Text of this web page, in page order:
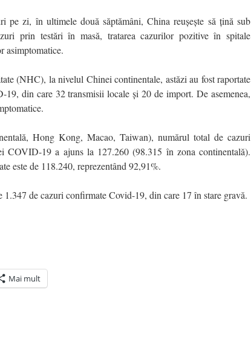
pe zi, în ultimele două săptămâni, China reușește să țină sub
prin testări în masă, tratarea cazurilor pozitive în spitale
asimptomatice.
(NHC), la nivelul Chinei continentale, astăzi au fost raportate
din care 32 transmisii locale și 20 de import. De asemenea,
Hong Kong, Macao, Taiwan), numărul total de cazuri
COVID-19 a ajuns la 127.260 (98.315 în zona continentală).
este de 118.240, reprezentând 92,91%.
de cazuri confirmate Covid-19, din care 17 în stare gravă.
Mai mult